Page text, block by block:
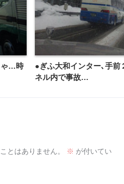
ゃ…時
●ぎふ大和インター､手前
ネル内で事故…
とはありません。 ※ が付いてい